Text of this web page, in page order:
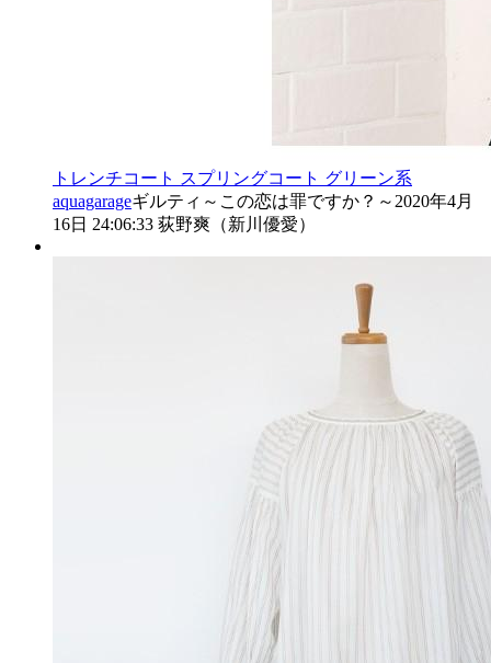
トレンチコート スプリングコート グリーン系
aquagarageギルティ～この恋は罪ですか？～ 2020年4月
16日 24:06:33 荻野爽（新川優愛）